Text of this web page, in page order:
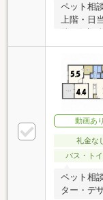
ペット相
上階・日
件・保証
ード決済
動画あり
礼金な
バス・ト
ペット相
ター・デ